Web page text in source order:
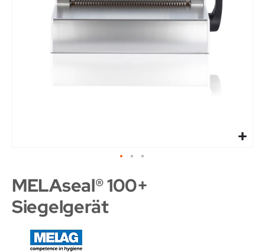
MELAseal® 100+
Siegelgerät